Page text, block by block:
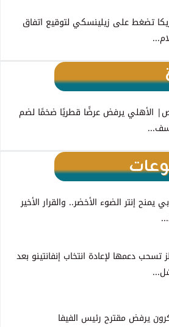
تضغط على زيلينسكي لتوقيع اتفاق
الأهلي يرفض عرضًا قطريًا ضخمًا لضم
يمنح إنتر الضوء الأخضر.. والقرار الأخير
تسحب دعمها لإعادة انتخاب إنفانتينو بعد
يرفض مقترح رئيس الفيفا